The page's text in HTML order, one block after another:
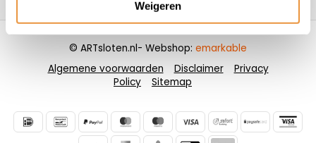
Weigeren
Algemene voorwaarden Disclaimer
Privacy
Policy
Sitemap
© ARTsloten.nl- Webshop: emarkable